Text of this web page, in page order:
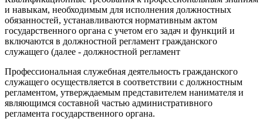
и навыкам, необходимым для исполнения должностных
обязанностей, устанавливаются нормативным актом
государственного органа с учетом его задач и функций и
включаются в должностной регламент гражданского
служащего (далее - должностной регламент
Профессиональная служебная деятельность гражданского
служащего осуществляется в соответствии с должностным
регламентом, утверждаемым представителем нанимателя и
являющимся составной частью административного
регламента государственного органа.